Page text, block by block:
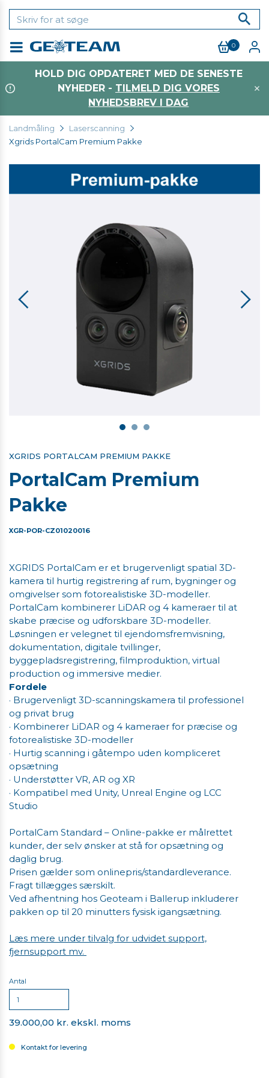
0
HOLD DIG OPDATERET MED DE SENESTE
NYHEDER - TILMELD DIG VORES
NYHEDSBREV I DAG
Landmåling
Laserscanning
Xgrids PortalCam Premium Pakke
XGRIDS PORTALCAM PREMIUM PAKKE
PortalCam Premium
Pakke
XGR-POR-CZ01020016
XGRIDS PortalCam er et brugervenligt spatial 3D-
kamera til hurtig registrering af rum, bygninger og
omgivelser som fotorealistiske 3D-modeller.
PortalCam kombinerer LiDAR og 4 kameraer til at
skabe præcise og udforskbare 3D-modeller.
Løsningen er velegnet til ejendomsfremvisning,
dokumentation, digitale tvillinger,
byggepladsregistrering, filmproduktion, virtual
production og immersive medier.
Fordele
· Brugervenligt 3D-scanningskamera til professionel
og privat brug
· Kombinerer LiDAR og 4 kameraer for præcise og
fotorealistiske 3D-modeller
· Hurtig scanning i gåtempo uden kompliceret
opsætning
· Understøtter VR, AR og XR
· Kompatibel med Unity, Unreal Engine og LCC
Studio
PortalCam Standard – Online-pakke er målrettet
kunder, der selv ønsker at stå for opsætning og
daglig brug.
Prisen gælder som onlinepris/standardleverance.
Fragt tillægges særskilt.
Ved afhentning hos Geoteam i Ballerup inkluderer
pakken op til 20 minutters fysisk igangsætning.
Læs mere under tilvalg for udvidet support,
fjernsupport mv.
Antal
39.000,00 kr. ekskl. moms
Kontakt for levering